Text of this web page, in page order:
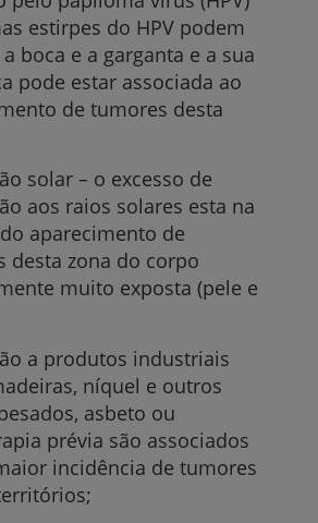
estirpes do HPV podem
boca e a garganta e a sua
pode estar associada ao
de tumores desta
solar – o excesso de
aos raios solares esta na
aparecimento de
desta zona do corpo
muito exposta (pele e
a produtos industriais
níquel e outros
asbeto ou
prévia são associados
incidência de tumores